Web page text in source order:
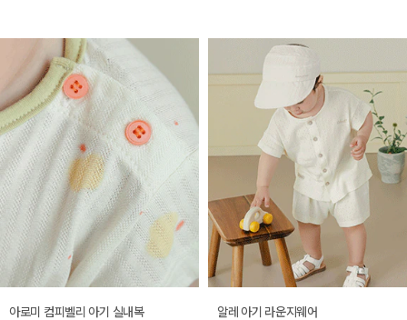
아로미 컴피벨리 아기 실내복 알레 아기 라운지웨어